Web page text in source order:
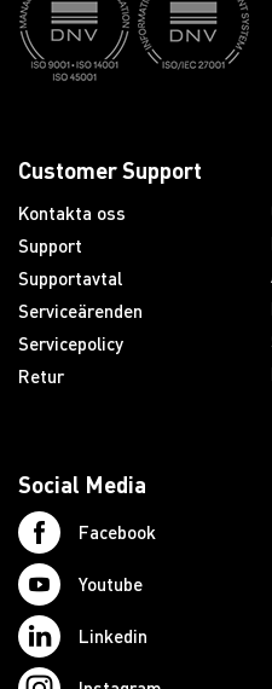
Customer Support
Kontakta oss
Support
Supportavtal
Serviceärenden
Servicepolicy
Retur
Social Media
Facebook
Youtube
Linkedin